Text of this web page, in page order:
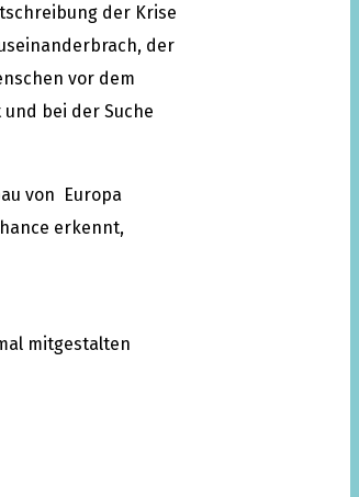
der Krise
der
vor dem
bei der Suche
von Europa
erkennt,
mitgestalten